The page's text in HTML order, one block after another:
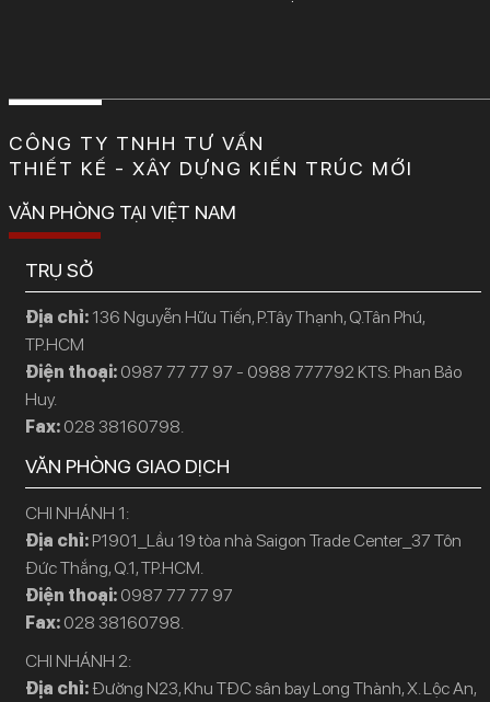
CÔNG TY TNHH TƯ VẤN
THIẾT KẾ - XÂY DỰNG KIẾN TRÚC MỚI
VĂN PHÒNG TẠI VIỆT NAM
TRỤ SỞ
Địa chỉ: 136 Nguyễn Hữu Tiến, P.Tây Thạnh, Q.Tân Phú,
TP.HCM
Điện thoại: 0987 77 77 97 - 0988 777792 KTS: Phan Bảo
Huy.
Fax: 028 38160798.
VĂN PHÒNG GIAO DỊCH
CHI NHÁNH 1:
Địa chỉ: P1901_Lầu 19 tòa nhà Saigon Trade Center_37 Tôn
Đức Thắng, Q.1, TP.HCM.
Điện thoại: 0987 77 77 97
Fax: 028 38160798.
CHI NHÁNH 2:
Địa chỉ:Đường N23, Khu TĐC sân bay Long Thành, X. Lộc An,